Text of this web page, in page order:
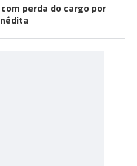
perda do cargo por